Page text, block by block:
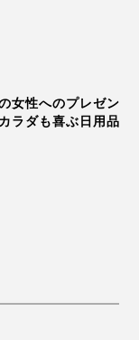
「チェリースト
くにおすすめで
重み、ゴロゴロ
女性へのプレゼン
ラダも喜ぶ日用品